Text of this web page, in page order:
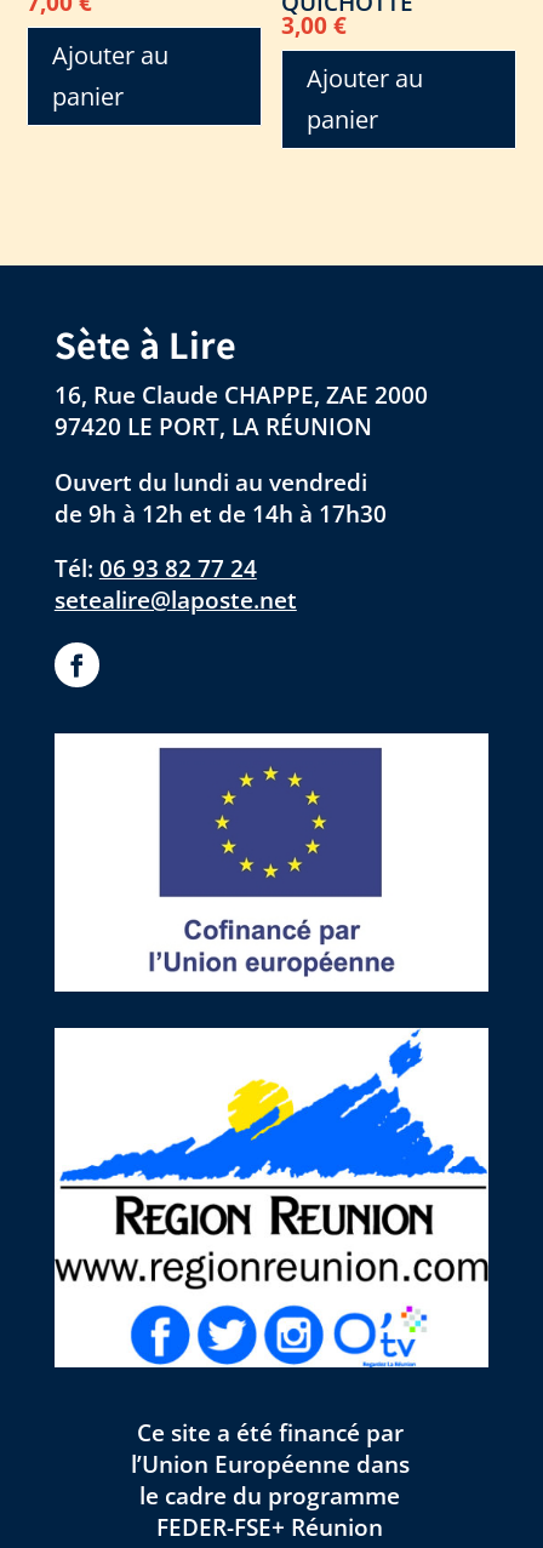
Ajouter au
panier
3,00€
Ajouter au
panier
Sète à Lire
16, Rue Claude CHAPPE, ZAE 2000
97420 LE PORT, LA RÉUNION
Ouvert du lundi au vendredi
de 9h à 12h et de 14h à 17h30
Tél: 06 93 82 77 24
setealire@laposte.net
Ce site a été financé par
l’Union Européenne dans
le cadre du programme
FEDER-FSE+ Réunion